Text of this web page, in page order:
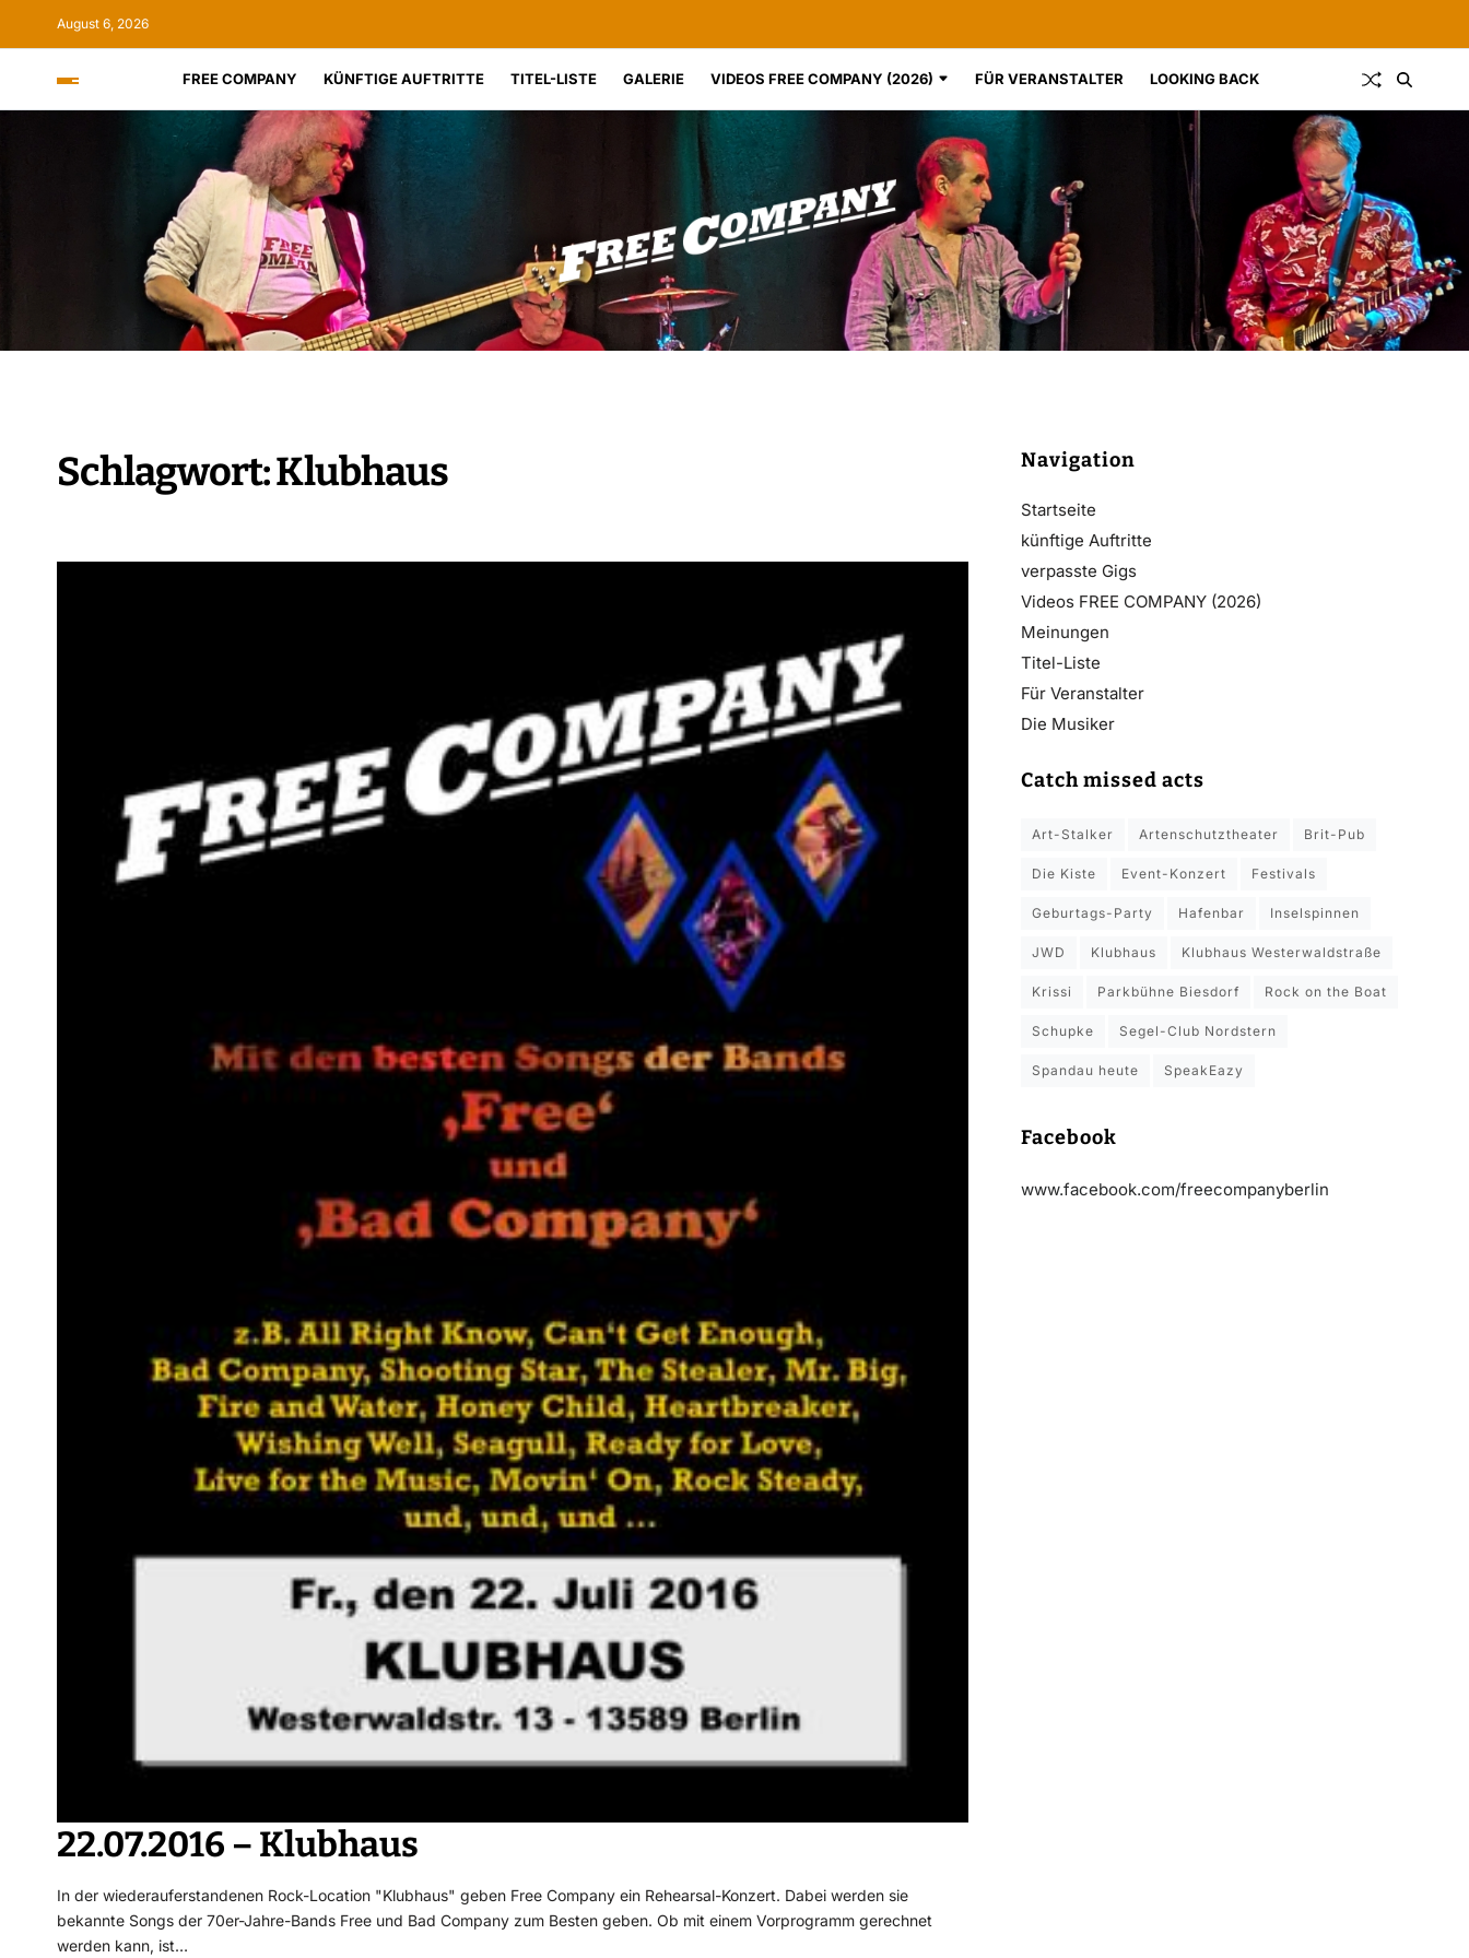
August 6, 2026
FREE COMPANY KÜNFTIGE AUFTRITTE TITEL-LISTE GALERIE VIDEOS FREE COMPANY (2026) FÜR VERANSTALTER LOOKING BACK
Schlagwort:Klubhaus
22.07.2016 – Klubhaus
In der wiederauferstandenen Rock-Location "Klubhaus" geben Free Company ein Rehearsal-Konzert. Dabei werden sie
bekannte Songs der 70er-Jahre-Bands Free und Bad Company zum Besten geben. Ob mit einem Vorprogramm gerechnet
werden kann, ist…
Navigation
Startseite
künftige Auftritte
verpasste Gigs
Videos FREE COMPANY (2026)
Meinungen
Titel-Liste
Für Veranstalter
Die Musiker
Catch missed acts
Art-Stalker Artenschutztheater Brit-Pub
Die Kiste Event-Konzert Festivals
Geburtags-Party Hafenbar Inselspinnen
JWD Klubhaus Klubhaus Westerwaldstraße
Krissi Parkbühne Biesdorf Rock on the Boat
Schupke Segel-Club Nordstern
Spandau heute SpeakEazy
Facebook
www.facebook.com/freecompanyberlin